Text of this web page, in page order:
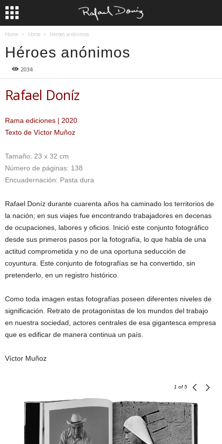
Home libros Héroes anónimos
Héroes anónimos
2034
Rafael Doníz
Rama ediciones | 2020
Texto de Víctor Muñoz
Tamaño: 23 x 32 cm
Número de páginas: 138
Encuadernación: Pasta dura
Rafael Doníz durante cuarenta años ha caminado los territorios de
la nación; en sus viajes fue encontrando trabajadores en decenas
de ocupaciones, labores y oficios. Inició este conjunto fotográfico
desde sus primeros pasos por la fotografía, lo que habla de una
actitud comprometida y no de una oportuna seducción de
coyuntura. Este conjunto de fotografías se ha convertido, sin
pretenderlo, en un registro histórico.
Como toda imagen estas fotografías poseen diferentes niveles de
significación. Retrato de protagonistas de los mundos del trabajo
en nuestra sociedad, actores centrales de esa gigantesca empresa
que es edificar de manera continua un país.
Víctor Muñoz
1 of 5